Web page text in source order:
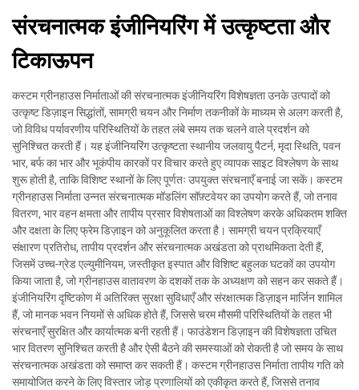
संरचनात्मक इंजीनियरिंग में उत्कृष्टता और
टिकाऊपन
कस्टम ग्रीनहाउस निर्माताओं की संरचनात्मक इंजीनियरिंग विशेषज्ञता उनके उत्पादों को
उत्कृष्ट डिज़ाइन सिद्धांतों, सामग्री चयन और निर्माण तकनीकों के माध्यम से अलग करती है,
जो विविध पर्यावरणीय परिस्थितियों के तहत लंबे समय तक चलने वाले प्रदर्शन को
सुनिश्चित करती हैं। यह इंजीनियरिंग उत्कृष्टता स्थानीय जलवायु पैटर्न, मृदा स्थिति, पवन
भार, बर्फ का भार और भूकंपीय कारकों पर विचार करते हुए व्यापक साइट विश्लेषण के साथ
शुरू होती है, ताकि विशिष्ट स्थानों के लिए पूर्णतः उपयुक्त संरचनाएँ बनाई जा सकें। कस्टम
ग्रीनहाउस निर्माता उन्नत संरचनात्मक मॉडलिंग सॉफ़्टवेयर का उपयोग करते हैं, जो तनाव
वितरण, भार वहन क्षमता और तापीय प्रसार विशेषताओं का विश्लेषण करके अधिकतम शक्ति
और दक्षता के लिए फ्रेम डिज़ाइन को अनुकूलित करता है। सामग्री चयन प्रक्रियाएँ
संक्षारण प्रतिरोध, तापीय प्रदर्शन और संरचनात्मक अखंडता को प्राथमिकता देती हैं,
जिसमें उच्च-ग्रेड एल्युमीनियम, जस्तीकृत इस्पात और विशिष्ट बहुलक घटकों का उपयोग
किया जाता है, जो ग्रीनहाउस वातावरण के दशकों तक के अध्यक्षण को सहन कर सकते हैं।
इंजीनियरिंग दृष्टिकोण में अतिरिक्त सुरक्षा सुविधाएँ और संरक्षात्मक डिज़ाइन मार्जिन शामिल
हैं, जो मानक भवन नियमों से अधिक होते हैं, जिससे चरम मौसमी परिस्थितियों के तहत भी
संरचनाएँ सुरक्षित और कार्यात्मक बनी रहती हैं। फाउंडेशन डिज़ाइन की विशेषज्ञता उचित
भार वितरण सुनिश्चित करती है और ऐसी बैठने की समस्याओं को रोकती है जो समय के साथ
संरचनात्मक अखंडता को समाप्त कर सकती हैं। कस्टम ग्रीनहाउस निर्माता तापीय गति को
समायोजित करने के लिए विस्तार जोड़ प्रणालियों को एकीकृत करते हैं, जिससे तनाव